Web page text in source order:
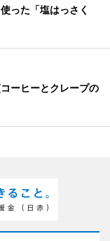
った「塩はっさく
ーヒーとクレープの